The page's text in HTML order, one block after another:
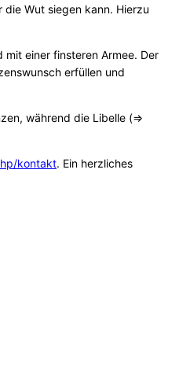
Wut siegen kann. Hierzu
einer finsteren Armee. Der
erfüllen und
während die Libelle (=>
kontakt. Ein herzliches